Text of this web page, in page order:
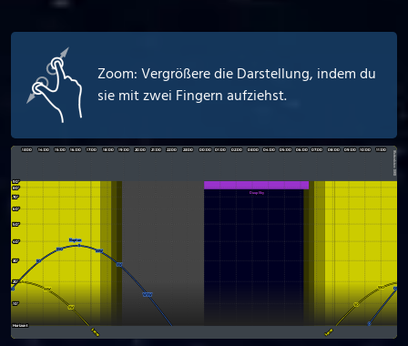
Zoom: Vergrößere die Darstellung, indem du
sie mit zwei Fingern aufziehst.